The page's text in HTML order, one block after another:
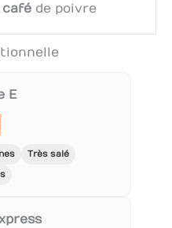
de poivre
E
Très salé